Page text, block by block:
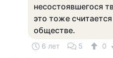
несостоявшегося
это тоже
обществе.
6 лет 5 0